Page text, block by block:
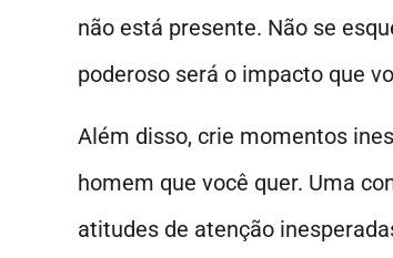
não está presente. Não se
poderoso será o impacto que
Além disso, crie momentos
homem que você quer. Uma
atitudes de atenção